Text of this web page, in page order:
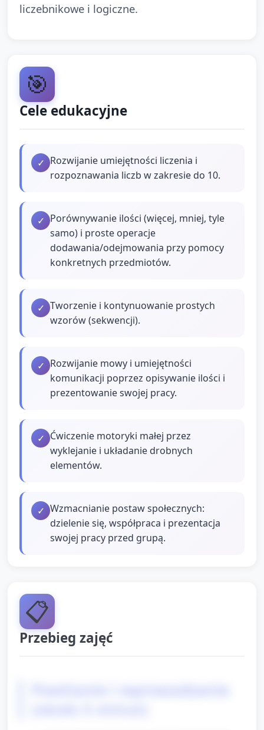
liczebnikowe i logiczne.
🎯
Cele edukacyjne
✓ Rozwijanie umiejętności liczenia i
rozpoznawania liczb w zakresie do 10.
✓ Porównywanie ilości (więcej, mniej, tyle
samo) i proste operacje
dodawania/odejmowania przy pomocy
konkretnych przedmiotów.
✓ Tworzenie i kontynuowanie prostych
wzorów (sekwencji).
✓ Rozwijanie mowy i umiejętności
komunikacji poprzez opisywanie ilości i
prezentowanie swojej pracy.
✓ Ćwiczenie motoryki małej przez
wyklejanie i układanie drobnych
elementów.
✓ Wzmacnianie postaw społecznych:
dzielenie się, współpraca i prezentacja
swojej pracy przed grupą.
📋
Przebieg zajęć
Powitanie i wprowadzenie